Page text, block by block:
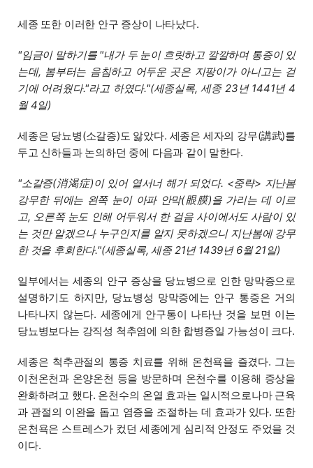
세종 또한 이러한 안구 증상이 나타났다.
"임금이 말하기를 "내가 두 눈이 흐릿하고 깔깔하며 통증이 있
는데, 봄부터는 음침하고 어두운 곳은 지팡이가 아니고는 걷
기에 어려웠다."라고 하였다."(세종실록, 세종 23년 1441년 4
월 4일)
세종은 당뇨병(소갈증)도 앓았다. 세종은 세자의 강무(講武)를
두고 신하들과 논의하던 중에 다음과 같이 말한다.
"소갈증(消渴症)이 있어 열서너 해가 되었다. <중략> 지난봄
강무한 뒤에는 왼쪽 눈이 아파 안막(眼膜)을 가리는 데 이르
고, 오른쪽 눈도 인해 어두워서 한 걸음 사이에서도 사람이 있
는 것만 알겠으나 누구인지를 알지 못하겠으니 지난봄에 강무
한 것을 후회한다."(세종실록, 세종 21년 1439년 6월 21일)
일부에서는 세종의 안구 증상을 당뇨병으로 인한 망막증으로
설명하기도 하지만, 당뇨병성 망막증에는 안구 통증은 거의
나타나지 않는다. 세종에게 안구통이 나타난 것을 보면 이는
당뇨병보다는 강직성 척추염에 의한 합병증일 가능성이 크다.
세종은 척추관절의 통증 치료를 위해 온천욕을 즐겼다. 그는
이천온천과 온양온천 등을 방문하며 온천수를 이용해 증상을
완화하려고 했다. 온천수의 온열 효과는 일시적으로나마 근육
과 관절의 이완을 돕고 염증을 조절하는 데 효과가 있다. 또한
온천욕은 스트레스가 컸던 세종에게 심리적 안정도 주었을 것
이다.